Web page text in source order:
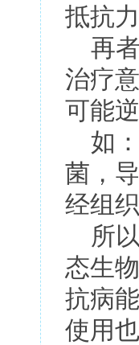
抵抗力
再者
治疗
可能
如：
菌，
经组
所以
态生
抗病
使用